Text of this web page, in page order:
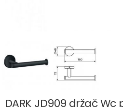
DARK JD909 držač Wc